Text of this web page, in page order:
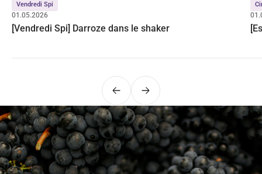
Vendredi Spi
01.05.2026
[Vendredi Spi] Darroze dans le shaker
PrécédentSuivant